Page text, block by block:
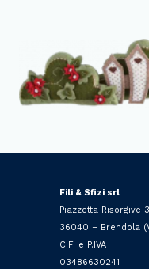
Fili & Sfizi srl
Piazzetta Risorgive
36040 – Brendola
C.F. e P.IVA
03486630241